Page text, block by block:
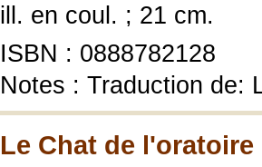
ill. en coul. ; 21 cm.
ISBN : 0888782128
Notes : Traduction de:
Le Chat de l'oratoire